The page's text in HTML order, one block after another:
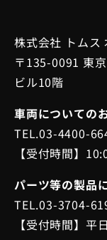
株式会社 トムス
〒135-0091 東
ビル10階
車両についての
TEL.03-4400-
【受付時間】
パーツ等の製品
TEL.03-3704-
【受付時間】